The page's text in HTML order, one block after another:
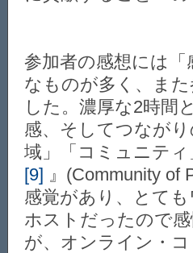
参加者の感想には
なものが多く、ま
した。濃厚な2時間
感、そしてつなが
域」「コミュニテ
[9] 』(Community of
感覚があり、とて
ホストだったので
が、オンライン・